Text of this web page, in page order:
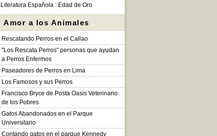
Literatura Española : Edad de Oro
Amor a los Animales
Rescatando Perros en el Callao
"Los Rescata Perros" personas que ayudan
a Perros Enfermos
Paseadores de Perros en Lima
Los Famosos y sus Perros
Francisco Bryce de Posta Oasis Veterinario
de los Pobres
Gatos Abandonados en el Parque
Universitario
Contando gatos en el parque Kennedy